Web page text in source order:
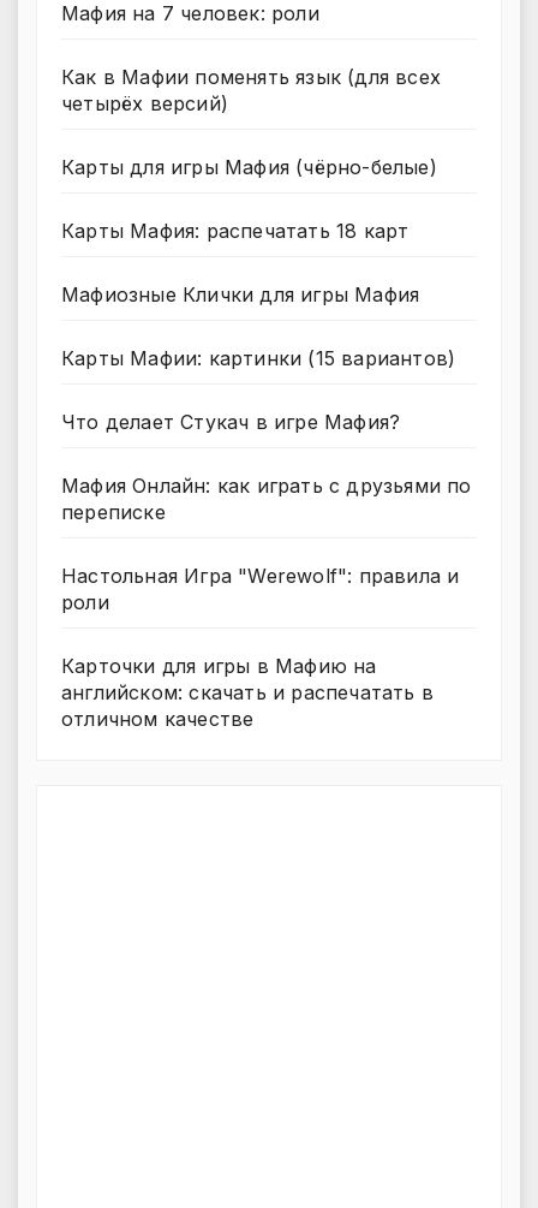
Мафия на 7 человек: роли
Как в Мафии поменять язык (для всех
четырёх версий)
Карты для игры Мафия (чёрно-белые)
Карты Мафия: распечатать 18 карт
Мафиозные Клички для игры Мафия
Карты Мафии: картинки (15 вариантов)
Что делает Стукач в игре Мафия?
Мафия Онлайн: как играть с друзьями по
переписке
Настольная Игра "Werewolf": правила и
роли
Карточки для игры в Мафию на
английском: скачать и распечатать в
отличном качестве